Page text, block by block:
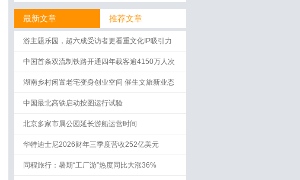
最新文章 推荐文章
游主题乐园，超六成受访者更看重文化IP吸引力
中国首条双流制铁路开通四年载客逾4150万人次
湖南乡村闲置老宅变身创业空间 催生文旅新业态
中国最北高铁启动按图运行试验
北京多家市属公园延长游船运营时间
华特迪士尼2026财年三季度营收252亿美元
同程旅行：暑期“工厂游”热度同比大涨36%